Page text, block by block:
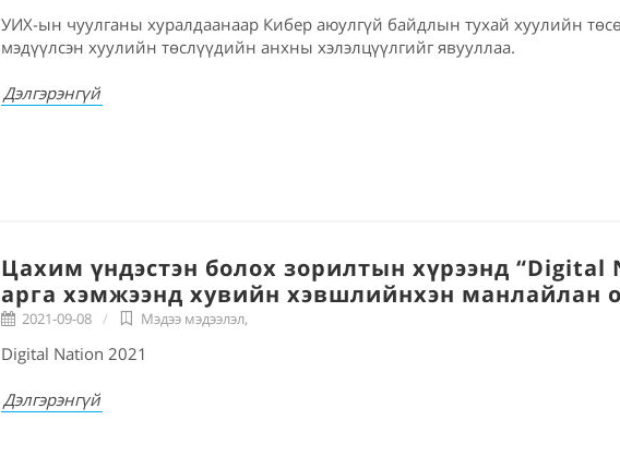
УИХ-ын чуулганы хуралдаанаар Кибер аюулгүй байдлын тухай хуулийн
мэдүүлсэн хуулийн төслүүдийн анхны хэлэлцүүлгийг явууллаа.
Дэлгэрэнгүй
Цахим үндэстэн болох зорилтын хүрээнд “Digital
арга хэмжээнд хувийн хэвшлийнхэн манлайлан
2021-09-08 Мэдээ мэдээлэл,
Digital Nation 2021
Дэлгэрэнгүй